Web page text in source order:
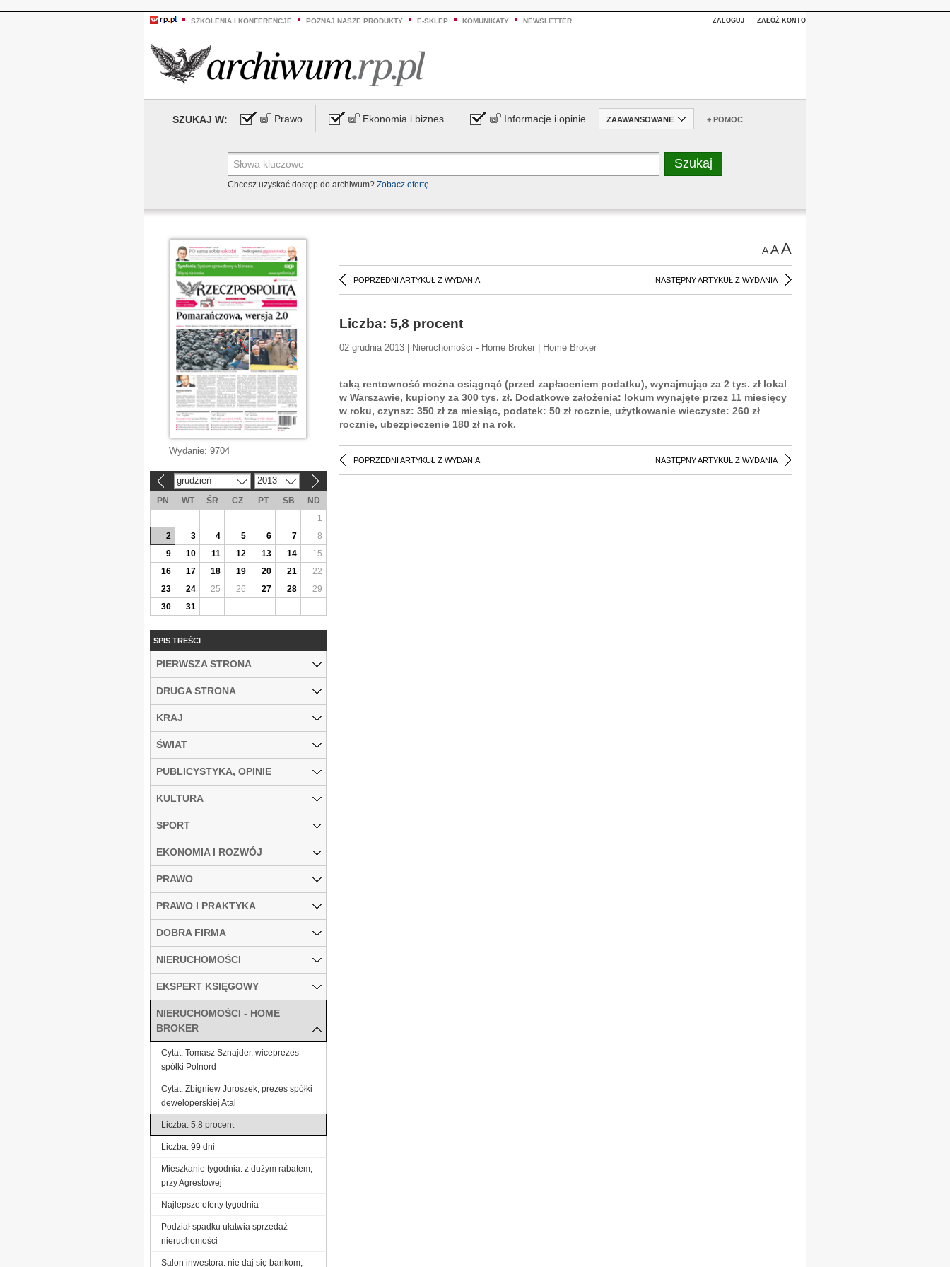
SZKOLENIA I KONFERENCJE POZNAJ NASZE PRODUKTY E-SKLEP KOMUNIKATY NEWSLETTER ZALOGUJ ZAŁÓŻ KONTO
SZUKAJ W: Prawo Ekonomia i biznes Informacje i opinie ZAAWANSOWANE + POMOC
Chcesz uzyskać dostęp do archiwum? Zobacz ofertę
AAA
POPRZEDNI ARTYKUŁ Z WYDANIA NASTĘPNY ARTYKUŁ Z WYDANIA
Liczba: 5,8 procent
02 grudnia 2013 | Nieruchomości - Home Broker | Home Broker
taką rentowność można osiągnąć (przed zapłaceniem podatku), wynajmując za 2 tys. zł lokal
w Warszawie, kupiony za 300 tys. zł. Dodatkowe założenia: lokum wynajęte przez 11 miesięcy
w roku, czynsz: 350 zł za miesiąc, podatek: 50 zł rocznie, użytkowanie wieczyste: 260 zł
rocznie, ubezpieczenie 180 zł na rok.
POPRZEDNI ARTYKUŁ Z WYDANIA NASTĘPNY ARTYKUŁ Z WYDANIA
Wydanie: 9704
grudzień 2013
PN WT ŚR CZ PT SB
ND
1
2
3 4 5 6 7
8
9
10 11 12 13 14
15
16
17 18 19 20 21
22
23
24 25 26 27 28
29
30
31
SPIS TREŚCI
PIERWSZA STRONA
DRUGA STRONA
KRAJ
ŚWIAT
PUBLICYSTYKA, OPINIE
KULTURA
SPORT
EKONOMIA I ROZWÓJ
PRAWO
PRAWO I PRAKTYKA
DOBRA FIRMA
NIERUCHOMOŚCI
EKSPERT KSIĘGOWY
NIERUCHOMOŚCI - HOME
BROKER
Cytat: Tomasz Sznajder, wiceprezes
spółki Polnord
Cytat: Zbigniew Juroszek, prezes spółki
deweloperskiej Atal
Liczba: 5,8 procent
Liczba: 99 dni
Mieszkanie tygodnia: z dużym rabatem,
przy Agrestowej
Najlepsze oferty tygodnia
Podział spadku ułatwia sprzedaż
nieruchomości
Salon inwestora: nie daj się bankom,